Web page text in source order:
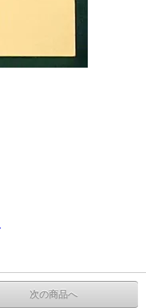
次の商品へ